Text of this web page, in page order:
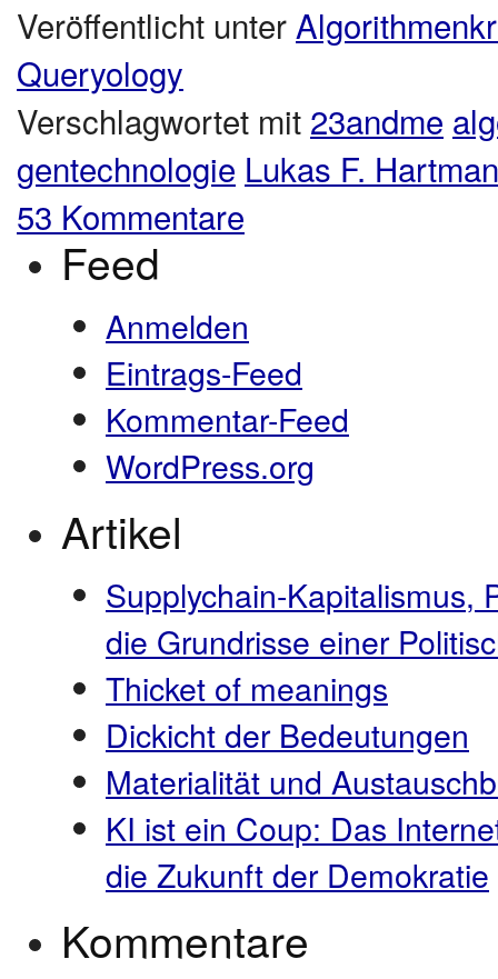
Veröffentlicht unter
Queryology
Verschlagwortet mit 23andme
gentechnologie Lukas F.
53 Kommentare
Feed
Anmelden
Eintrags-Feed
Kommentar-Feed
WordPress.org
Artikel
Supplychain-Kapitalismus,
die Grundrisse einer
Thicket of meanings
Dickicht der Bedeutungen
Materialität und
KI ist ein Coup: Das
die Zukunft der Demokratie
Kommentare